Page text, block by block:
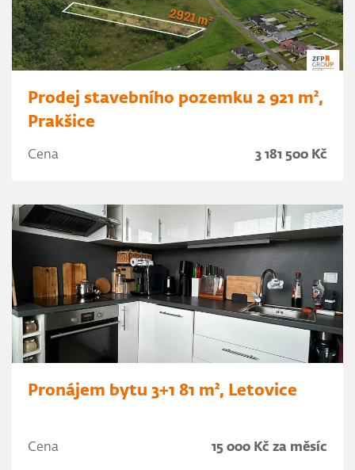
Prodej stavebního pozemku 2 921 m²,
Prakšice
Cena 3 181 500 Kč
Pronájem bytu 3+1 81 m², Letovice
Cena 15 000 Kč za měsíc